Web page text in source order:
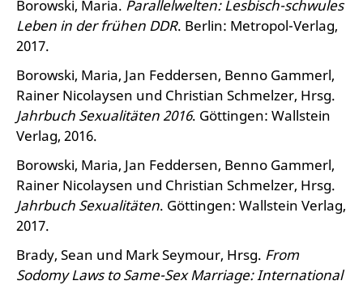
Borowski, Maria. Parallelwelten: Lesbisch-schwules
Leben in der frühen DDR. Berlin: Metropol-Verlag,
2017.
Borowski, Maria, Jan Feddersen, Benno Gammerl,
Rainer Nicolaysen und Christian Schmelzer, Hrsg.
Jahrbuch Sexualitäten 2016. Göttingen: Wallstein
Verlag, 2016.
Borowski, Maria, Jan Feddersen, Benno Gammerl,
Rainer Nicolaysen und Christian Schmelzer, Hrsg.
Jahrbuch Sexualitäten. Göttingen: Wallstein Verlag,
2017.
Brady, Sean und Mark Seymour, Hrsg. From
Sodomy Laws to Same-Sex Marriage: International